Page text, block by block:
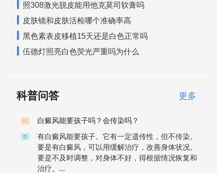
照308激光脱皮能用他克莫司软膏吗
皮肤镜和皮肤活检哪个准确率高
黑色素表皮移植15天还是白色正常吗
伍德灯照亮白色荧光严重吗为什么
科普问答 更多
问 白癜风能要孩子吗？会传染吗？
答
有白癜风能要孩子。它有一定遗传性，但不传染。
要是有白癜风，可以用缓解治疗，改善身体状况。
要是不及时调整，对身体不好，得根据情况恢复和
治疗。...